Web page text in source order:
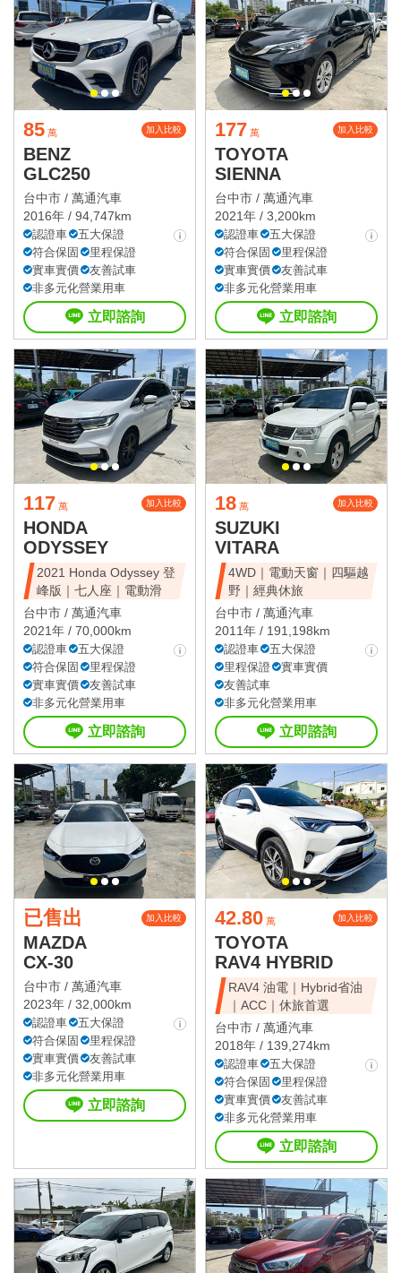
85 萬 加入比較
BENZ
GLC250
台中市 / 萬通汽車
2016年 / 94,747km
認證車
五大保證
符合保固
里程保證
實車實價
友善試車
非多元化營業用車
立即諮詢
177 萬 加入比較
TOYOTA
SIENNA
台中市 / 萬通汽車
2021年 / 3,200km
認證車
五大保證
符合保固
里程保證
實車實價
友善試車
非多元化營業用車
立即諮詢
117 萬 加入比較
HONDA
ODYSSEY
2021 Honda Odyssey 登
峰版｜七人座｜電動滑
台中市 / 萬通汽車
2021年 / 70,000km
認證車
五大保證
符合保固
里程保證
實車實價
友善試車
非多元化營業用車
立即諮詢
18 萬 加入比較
SUZUKI
VITARA
4WD｜電動天窗｜四驅越
野｜經典休旅
台中市 / 萬通汽車
2011年 / 191,198km
認證車
五大保證
里程保證
實車實價
友善試車
非多元化營業用車
立即諮詢
已售出 加入比較
MAZDA
CX-30
台中市 / 萬通汽車
2023年 / 32,000km
認證車
五大保證
符合保固
里程保證
實車實價
友善試車
非多元化營業用車
立即諮詢
42.80 萬 加入比較
TOYOTA
RAV4 HYBRID
RAV4 油電｜Hybrid省油
｜ACC｜休旅首選
台中市 / 萬通汽車
2018年 / 139,274km
認證車
五大保證
符合保固
里程保證
實車實價
友善試車
非多元化營業用車
立即諮詢